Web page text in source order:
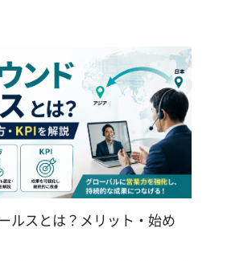
ルスとは？メリット・始め